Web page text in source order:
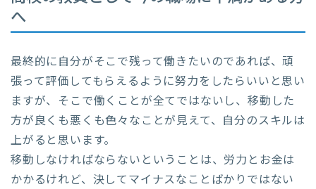
へ
最終的に自分がそこで残って働きたいのであれば、頑
張って評価してもらえるように努力をしたらいいと思い
ますが、そこで働くことが全てではないし、移動した
方が良くも悪くも色々なことが見えて、自分のスキルは
上がると思います。
移動しなければならないということは、労力とお金は
かかるけれど、決してマイナスなことばかりではない